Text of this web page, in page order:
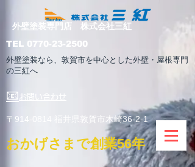
​おかげさまで創業56年
外壁塗装専門店 株式会社三紅
外壁塗装なら、敦賀市を中心とした外壁・屋根専門
の三紅へ
​〒914-0814 福井県敦賀市木崎36-2-1
TEL 0770-23-2500
📧お問い合わせ